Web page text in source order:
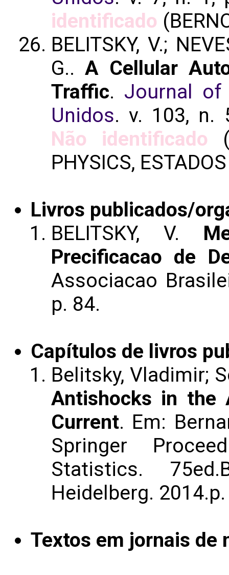
identificado
BELITSKY, V.;
G..A Cellular
Traffic. Journal of
Unidos. v. 103, n.
Não identificado
PHYSICS,
Livros publicados/
BELITSKY, V.
Precificacao de
Associacao
p. 84.
Capítulos de livros
Belitsky, Vladimir;
Antishocks in the
Current. Em:
Springer
Statistics.
Heidelberg.
Textos em jornais